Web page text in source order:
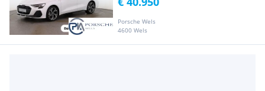
Porsche Wels
4600 Wels